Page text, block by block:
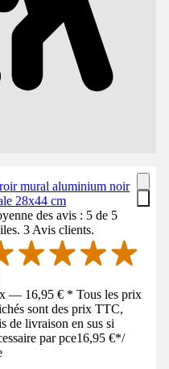
mural aluminium noir
28x44 cm
des avis : 5 de 5
3 Avis clients.
— 16,95 € * Tous les prix
sont des prix TTC,
de livraison en sus si
par pce16,95 €*/